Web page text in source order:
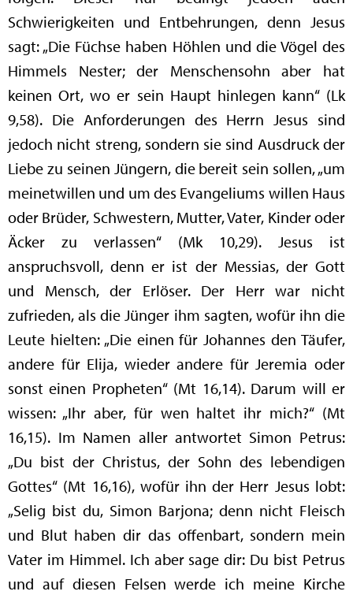
Schwierigkeiten und Entbehrungen, denn Jesus
sagt: „Die Füchse haben Höhlen und die Vögel des
Himmels Nester; der Menschensohn aber hat
keinen Ort, wo er sein Haupt hinlegen kann“ (Lk
9,58). Die Anforderungen des Herrn Jesus sind
jedoch nicht streng, sondern sie sind Ausdruck der
Liebe zu seinen Jüngern, die bereit sein sollen, „um
meinetwillen und um des Evangeliums willen Haus
oder Brüder, Schwestern, Mutter, Vater, Kinder oder
Äcker zu verlassen“ (Mk 10,29). Jesus ist
anspruchsvoll, denn er ist der Messias, der Gott
und Mensch, der Erlöser. Der Herr war nicht
zufrieden, als die Jünger ihm sagten, wofür ihn die
Leute hielten: „Die einen für Johannes den Täufer,
andere für Elija, wieder andere für Jeremia oder
sonst einen Propheten“ (Mt 16,14). Darum will er
wissen: „Ihr aber, für wen haltet ihr mich?“ (Mt
16,15). Im Namen aller antwortet Simon Petrus:
„Du bist der Christus, der Sohn des lebendigen
Gottes“ (Mt 16,16), wofür ihn der Herr Jesus lobt:
„Selig bist du, Simon Barjona; denn nicht Fleisch
und Blut haben dir das offenbart, sondern mein
Vater im Himmel. Ich aber sage dir: Du bist Petrus
und auf diesen Felsen werde ich meine Kirche